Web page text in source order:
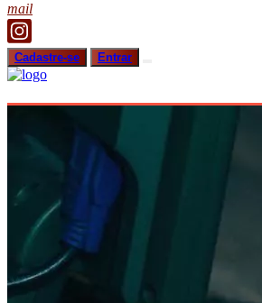
mail
Cadastre-se Entrar